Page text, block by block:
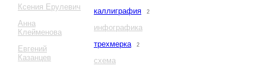
Ксения Ерулевич
Анна
Клейменова
Евгений
Казанцев
каллиграфия 2
инфографика
трехмерка
2
схема